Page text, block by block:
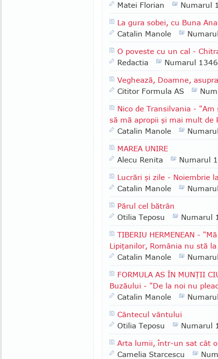
Matei Florian
Numarul
La gura sobei, cu Buna
Catalin Manole
O poveste cu un cal -
Redactia
Numarul 1346
Veghează, Doamne,
Cititor Formula AS
Nico de Transilvania -
să mă apropii şi mai mult de
Catalin Manole
MAREA UNIRE
Alecu Renita
Numarul
Lucrări şi zile - Noiembrie
Catalin Manole
Părul cel bătrân
Otilia Teposu
Numarul
TIBERIU HERMENEAN -
Lipiţanilor, România nu stă
Catalin Manole
FORMULA AS ÎN MUNŢII
Buzăului - "De la noi nu
Catalin Manole
Cântecul vântului
Otilia Teposu
Numarul
Arta lumii, într-un sat cât
Camelia Starcescu